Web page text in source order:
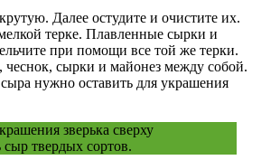
Далее остудите и очистите их.
терке. Плавленные сырки и
при помощи все той же терки.
сырки и майонез между собой.
нужно оставить для украшения
зверька сверху
сыр твердых сортов.